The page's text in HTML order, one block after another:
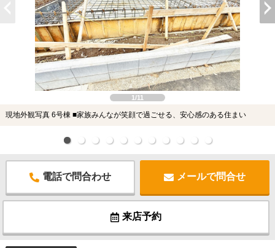
1/11
現地外観写真 6号棟 ■家族みんなが笑顔で過ごせる、安心感のある住まい
電話で問合わせ メールで問合せ
来店予約